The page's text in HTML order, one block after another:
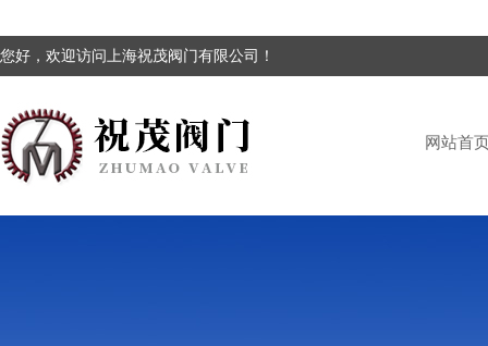
您好，欢迎访问上海祝茂阀门有限公司！
网站首